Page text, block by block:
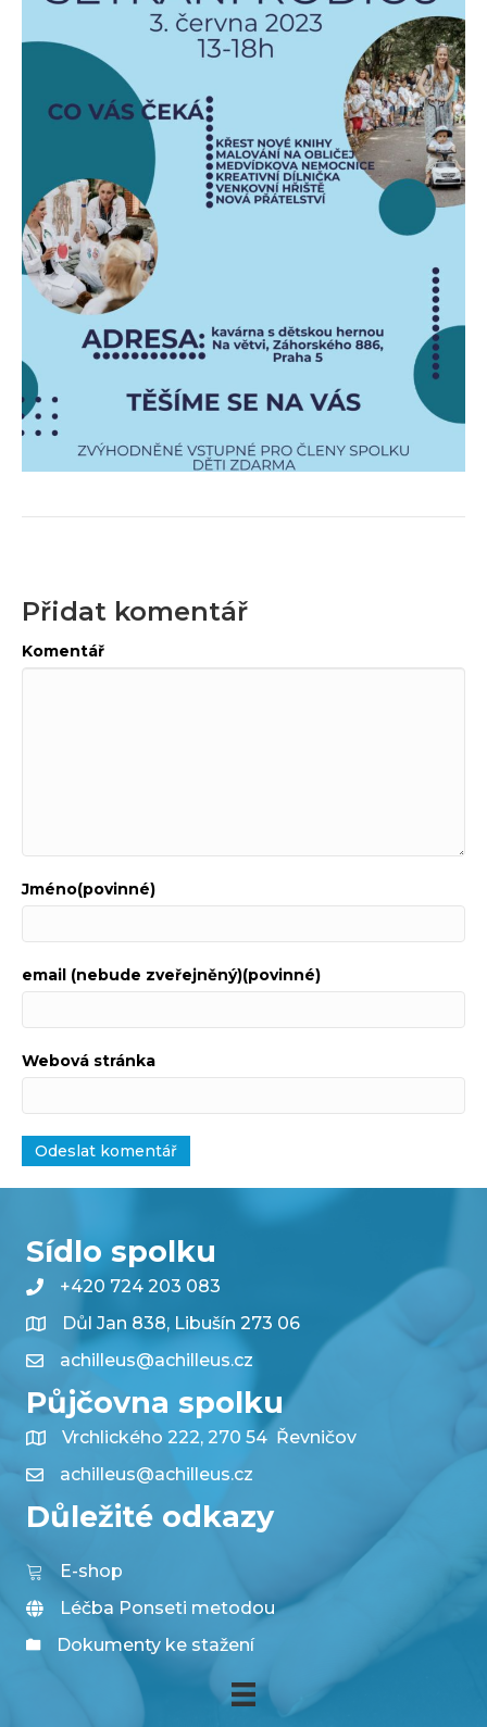
Přidat komentář
Komentář
Jméno(povinné)
email (nebude zveřejněný)(povinné)
Webová stránka
Sídlo spolku
+420 724 203 083
Důl Jan 838, Libušín 273 06
achilleus@achilleus.cz
Půjčovna spolku
Vrchlického 222, 270 54 Řevničov
achilleus@achilleus.cz
Důležité odkazy
E-shop
Léčba Ponseti metodou
Dokumenty ke stažení